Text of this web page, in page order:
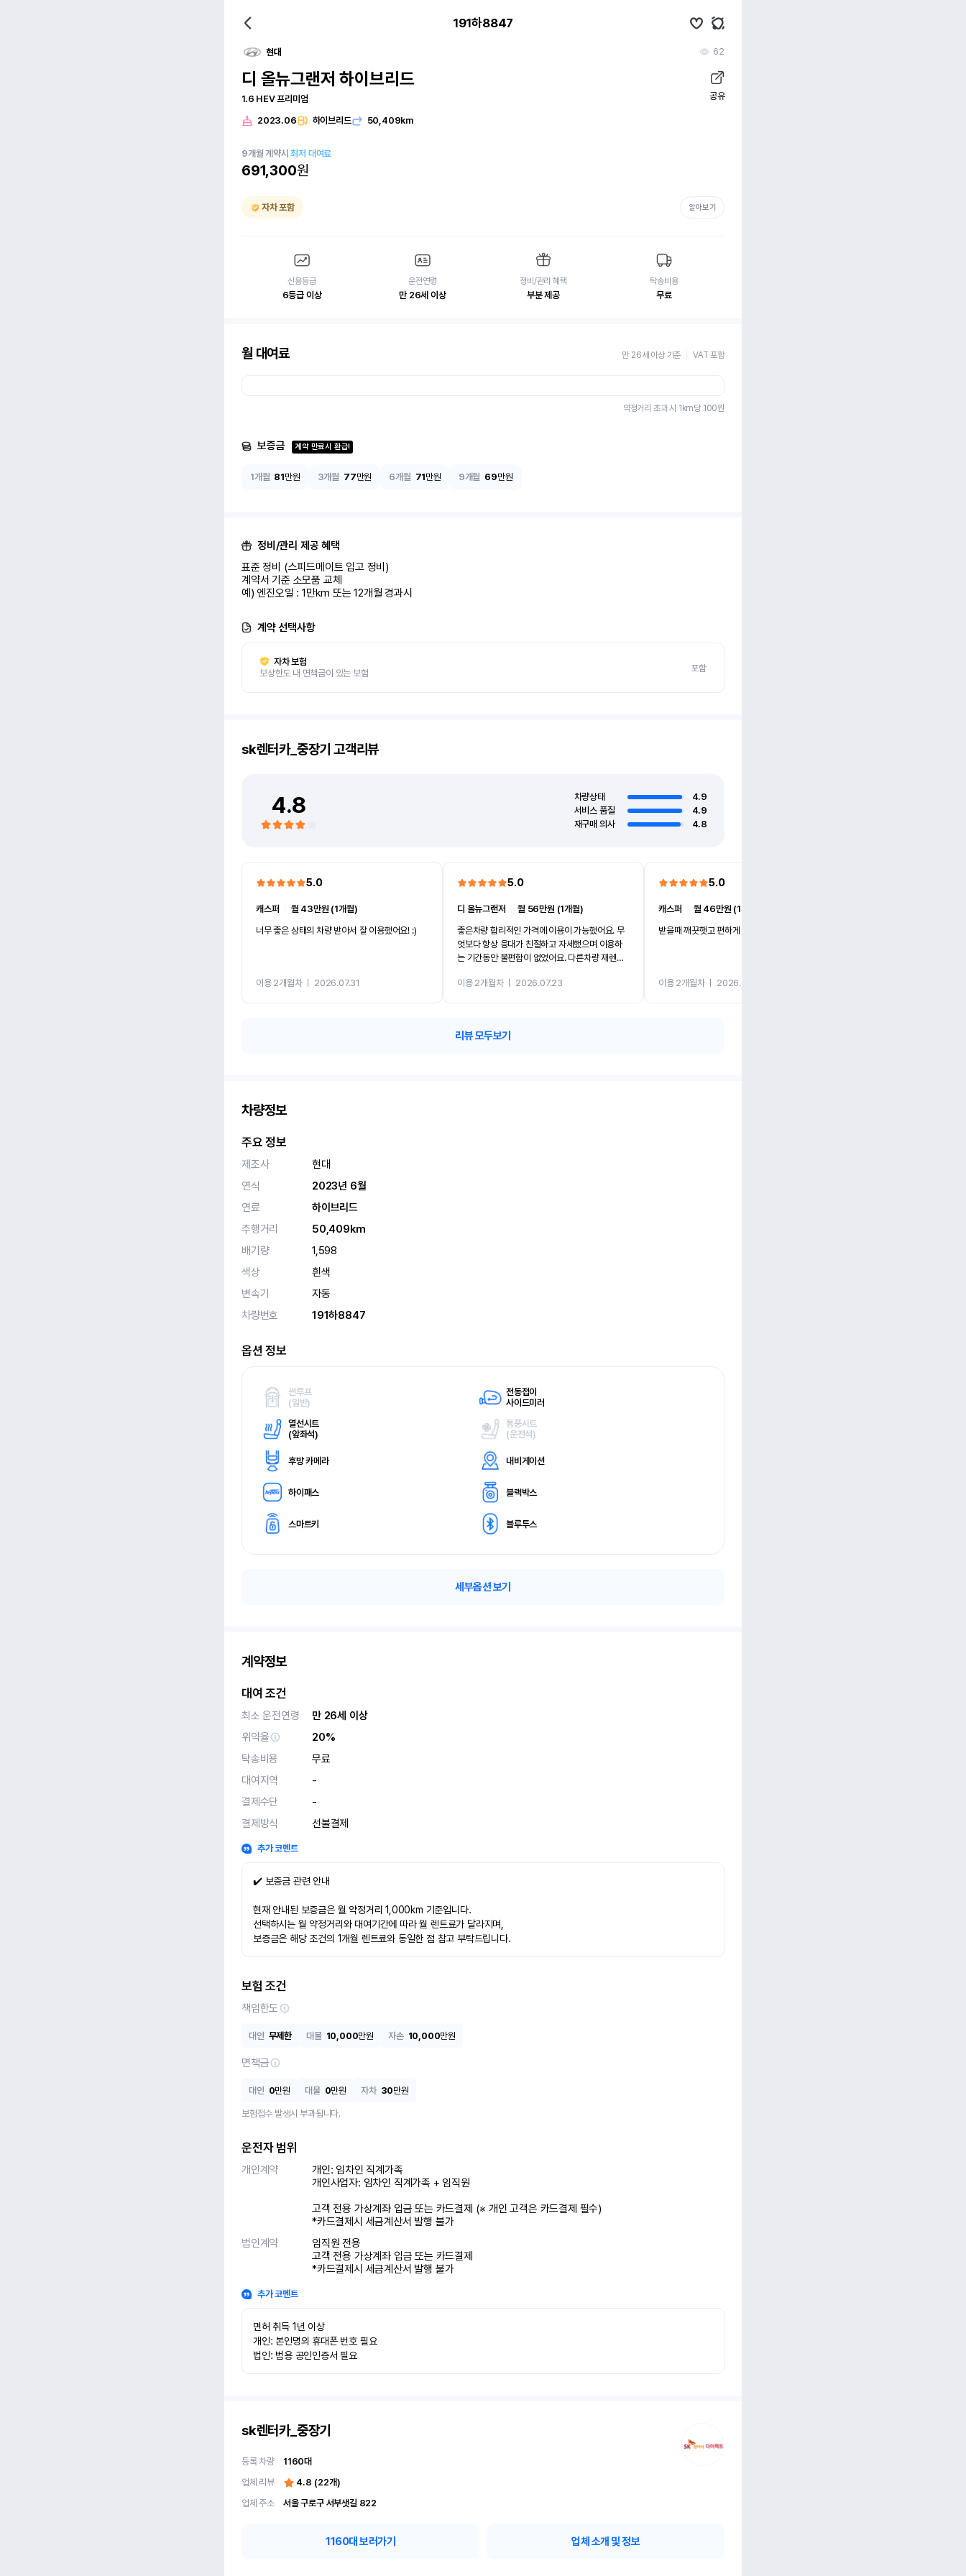
191하8847
현대 62
디 올뉴그랜저 하이브리드
1.6 HEV 프리미엄 공유
2023.06 하이브리드 50,409km
9개월 계약시최저 대여료
691,300원
자차 포함 알아보기
신용등급
6등급 이상
운전연령
만 26세 이상
정비/관리 혜택
부분 제공
탁송비용
무료
월 대여료 만 26세 이상 기준 VAT 포함
약정거리 초과 시 1km당 100원
보증금 계약 만료시 환급!
1개월 81만원 3개월 77만원 6개월 71만원 9개월 69만원
정비/관리 제공 혜택
표준 정비 (스피드메이트 입고 정비)
계약서 기준 소모품 교체
예) 엔진오일 : 1만km 또는 12개월 경과시
계약 선택사항
자차 보험
보상한도 내 면책금이 있는 보험
포함
sk렌터카_중장기 고객리뷰
4.8 차량상태
4.9
서비스 품질
4.9
재구매 의사
4.8
5.0
캐스퍼
월 43만원 (1개월)
너무 좋은 상태의 차량 받아서 잘 이용했어요! :)
이용 2개월차ㅣ 2026.07.31
5.0
디 올뉴그랜저 ㅣ월 56만원 (1개월)
좋은차량 합리적인 가격에 이용이 가능했어요. 무
엇보다 항상 응대가 친절하고 자세했으며 이용하
는 기간동안 불편함이 없었어요. 다른차량 재렌트
카 렌트 고민없이 강추합니다!!
이용 2개월차ㅣ 2026.07.23
5.0
캐스퍼
월 46만원 (1개월)
받을때 깨끗햇고 편하게 잘이용했습니다!
이용 2개월차ㅣ 2026.07.08
리뷰 모두보기
차량정보
주요 정보
제조사
현대
연식
2023년 6월
연료
하이브리드
주행거리
50,409km
배기량
1,598
색상
흰색
변속기
자동
차량번호
191하8847
옵션 정보
썬루프
(일반)
전동접이
사이드미러
열선시트
(앞좌석)
통풍시트
(운전석)
후방 카메라 내비게이션
하이패스 블랙박스
스마트키 블루투스
세부옵션 보기
계약정보
대여 조건
최소 운전연령
만 26세 이상
위약율
20%
탁송비용
무료
대여지역
-
결제수단
-
결제방식
선불결제
추가 코멘트
✔️ 보증금 관련 안내
현재 안내된 보증금은 월 약정거리 1,000km 기준입니다.
선택하시는 월 약정거리와 대여기간에 따라 월 렌트료가 달라지며,
보증금은 해당 조건의 1개월 렌트료와 동일한 점 참고 부탁드립니다.
보험 조건
책임한도
대인 무제한 대물 10,000만원 자손 10,000만원
면책금
대인 0만원 대물 0만원 자차 30만원
보험접수 발생시 부과됩니다.
운전자 범위
개인계약
개인: 임차인 직계가족
개인사업자: 임차인 직계가족 + 임직원
고객 전용 가상계좌 입금 또는 카드결제 (※ 개인 고객은 카드결제 필수)
*카드결제시 세금계산서 발행 불가
법인계약
임직원 전용
고객 전용 가상계좌 입금 또는 카드결제
*카드결제시 세금계산서 발행 불가
추가 코멘트
면허 취득 1년 이상
개인: 본인명의 휴대폰 번호 필요
법인: 범용 공인인증서 필요
sk렌터카_중장기
등록 차량 1160대
업체 리뷰
4.8 (22개)
업체 주소
서울 구로구 서부샛길 822
1160대 보러가기 업체 소개 및 정보